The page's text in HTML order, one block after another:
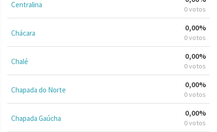
Centralina 0 votos
Chácara
0,00%
0 votos
Chalé
0,00%
0 votos
Chapada do Norte
0,00%
0 votos
Chapada Gaúcha
0,00%
0 votos